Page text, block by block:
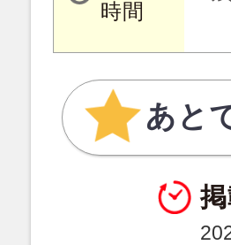
時間
あと